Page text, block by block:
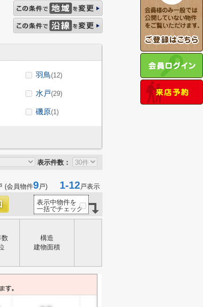
羽鳥(12)
水戸(29)
磯原(1)
表示件数：
(会員物件9戸) 1-12戸表示
表示中物件を
一括でチェック
数
構造
建物面積